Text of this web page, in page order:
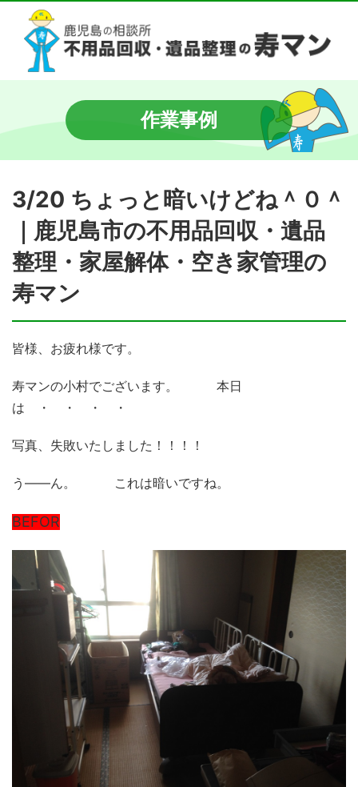
作業事例
3/20 ちょっと暗いけどね＾０＾
｜鹿児島市の不用品回収・遺品
整理・家屋解体・空き家管理の
寿マン
皆様、お疲れ様です。
寿マンの小村でございます。 本日
は ・ ・ ・ ・
写真、失敗いたしました！！！！
う——ん。 これは暗いですね。
BEFOR